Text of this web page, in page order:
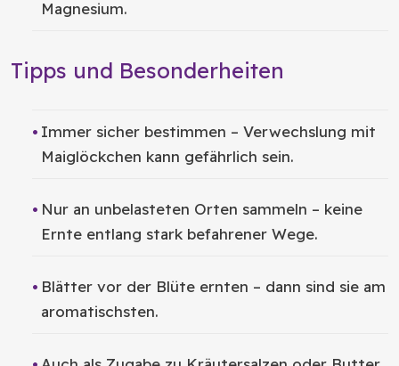
Magnesium.
Tipps und Besonderheiten
Immer sicher bestimmen – Verwechslung mit
Maiglöckchen kann gefährlich sein.
Nur an unbelasteten Orten sammeln – keine
Ernte entlang stark befahrener Wege.
Blätter vor der Blüte ernten – dann sind sie am
aromatischsten.